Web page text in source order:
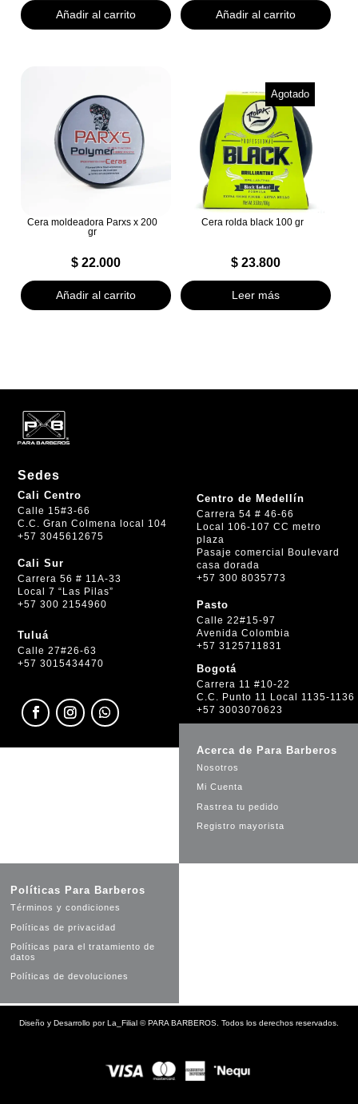
Añadir al carrito Añadir al carrito
Cera moldeadora Parxs x 200
gr
$22.000
Añadir al carrito
Agotado
Cera rolda black 100 gr
$23.800
Leer más
Sedes
Cali Centro
Calle 15#3-66
C.C. Gran Colmena local 104
+57 3045612675
Cali Sur
Carrera 56 # 11A-33
Local 7 “Las Pilas”
+57 300 2154960
Tuluá
Calle 27#26-63
+57 3015434470
Centro de Medellín
Carrera 54 # 46-66
Local 106-107 CC metro
plaza
Pasaje comercial Boulevard
casa dorada
+57 300 8035773
Pasto
Calle 22#15-97
Avenida Colombia
+57 3125711831
Bogotá
Carrera 11 #10-22
C.C. Punto 11 Local 1135-1136
+57 3003070623
Acerca de Para Barberos
Nosotros
Mi Cuenta
Rastrea tu pedido
Registro mayorista
Políticas Para Barberos
Términos y condiciones
Políticas de privacidad
Políticas para el tratamiento de
datos
Políticas de devoluciones
Diseño y Desarrollo porLa_Filial ©PARA BARBEROS. Todos los derechos reservados.